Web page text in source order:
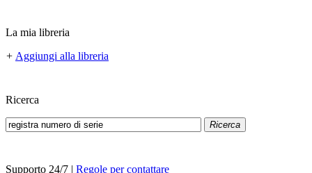
La mia libreria
+ Aggiungi alla libreria
Ricerca
Ricerca
Supporto 24/7 | Regole per contattare